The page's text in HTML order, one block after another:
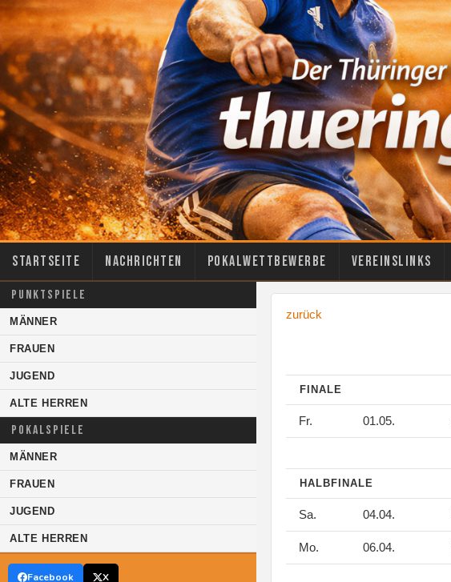
Startseite Nachrichten Pokalwettbewerbe Vereinslinks
PUNKTSPIELE
MÄNNER
FRAUEN
JUGEND
ALTE HERREN
POKALSPIELE
MÄNNER
FRAUEN
JUGEND
ALTE HERREN
Facebook X
zurück
FINALE
Fr. 01.05.
HALBFINALE
Sa. 04.04.
Mo. 06.04.